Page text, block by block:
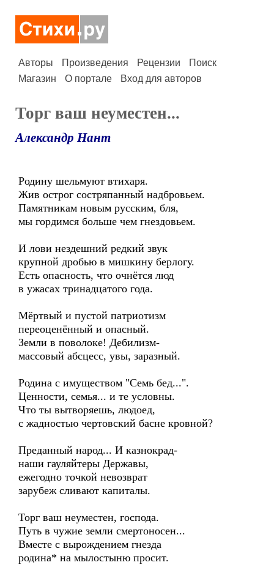
Авторы Произведения Рецензии
Поиск
Магазин
О портале Вход для авторов
Торг ваш неуместен...
Александр Нант
Родину шельмуют втихаря.
Жив острог состряпанный надбровьем.
Памятникам новым русским, бля,
мы гордимся больше чем гнездовьем.
И лови нездешний редкий звук
крупной дробью в мишкину берлогу.
Есть опасность, что очнётся люд
в ужасах тринадцатого года.
Мёртвый и пустой патриотизм
переоценённый и опасный.
Земли в поволоке! Дебилизм-
массовый абсцесс, увы, заразный.
Родина с имуществом "Семь бед...".
Ценности, семья... и те условны.
Что ты вытворяешь, людоед,
с жадностью чертовский басне кровной?
Преданный народ... И казнокрад-
наши гауляйтеры Державы,
ежегодно точкой невозврат
зарубеж сливают капиталы.
Торг ваш неуместен, господа.
Путь в чужие земли смертоносен...
Вместе с вырождением гнезда
родина* на мылостыню просит.